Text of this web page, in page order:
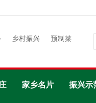
乡村振兴 预制菜
家乡名片 振兴示